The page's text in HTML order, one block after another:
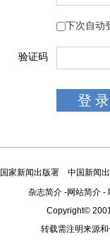
下次自动
验证码
国家新闻出版署
中国新闻
杂志简介 -网站简介 -
Copyright©
转载需注明来源